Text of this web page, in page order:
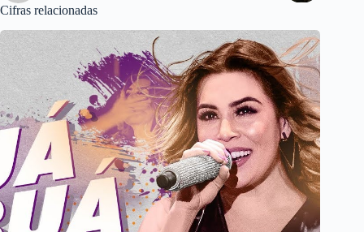
Cifras relacionadas